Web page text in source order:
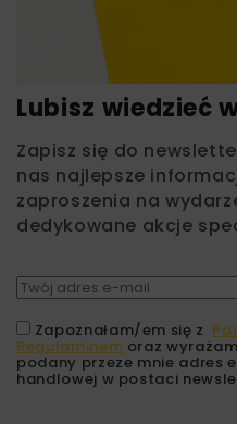
Lubisz wiedzieć
Zapisz się do
nas najlepsze
zaproszenia na
dedykowane akcje
Zapoznałam/em się z
Regulaminem oraz
podany przeze mnie adres
handlowej w postaci